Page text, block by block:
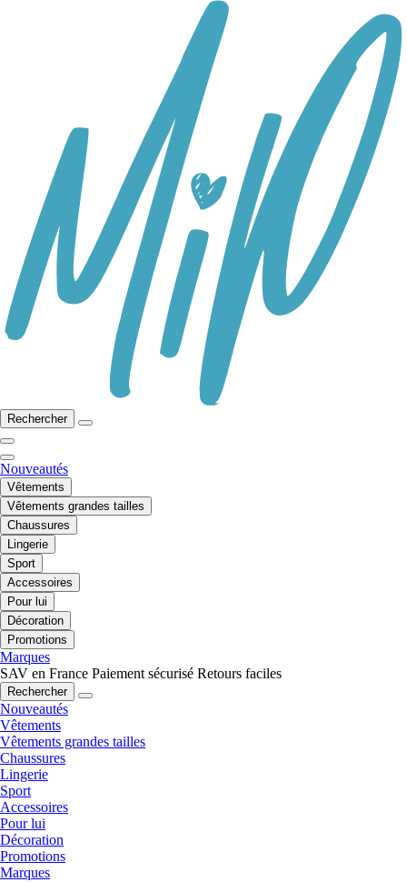
Rechercher
Nouveautés
Vêtements
Vêtements grandes tailles
Chaussures
Lingerie
Sport
Accessoires
Pour lui
Décoration
Promotions
Marques
SAV en France Paiement sécurisé Retours faciles
Rechercher
Nouveautés
Vêtements
Vêtements grandes tailles
Chaussures
Lingerie
Sport
Accessoires
Pour lui
Décoration
Promotions
Marques